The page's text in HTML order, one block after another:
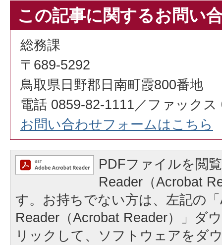
この記事に関するお問い
総務課
〒689-5292
鳥取県日野郡日南町霞800番地
電話 0859-82-1111／ファックス
お問い合わせフォームはこちら
PDFファイルを閲
Reader（Acrobat
す。お持ちでない方は、左記の
Reader（Acrobat Reader）」ダ
リックして、ソフトウェアをダ